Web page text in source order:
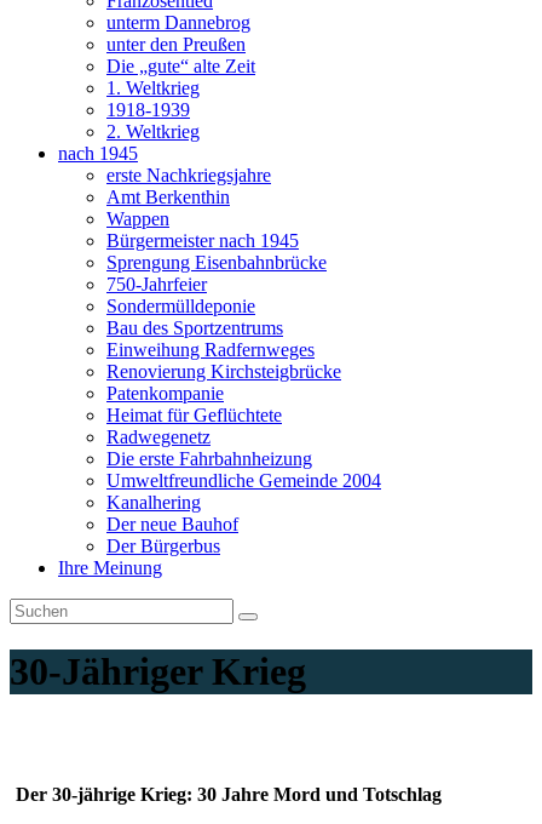
unterm Dannebrog
unter den Preußen
Die „gute“ alte Zeit
1. Weltkrieg
1918-1939
2. Weltkrieg
nach 1945
erste Nachkriegsjahre
Amt Berkenthin
Wappen
Bürgermeister nach 1945
Sprengung Eisenbahnbrücke
750-Jahrfeier
Sondermülldeponie
Bau des Sportzentrums
Einweihung Radfernweges
Renovierung Kirchsteigbrücke
Patenkompanie
Heimat für Geflüchtete
Radwegenetz
Die erste Fahrbahnheizung
Umweltfreundliche Gemeinde 2004
Kanalhering
Der neue Bauhof
Der Bürgerbus
Ihre Meinung
30-Jähriger Krieg
Der 30-jährige Krieg: 30 Jahre Mord und Totschlag